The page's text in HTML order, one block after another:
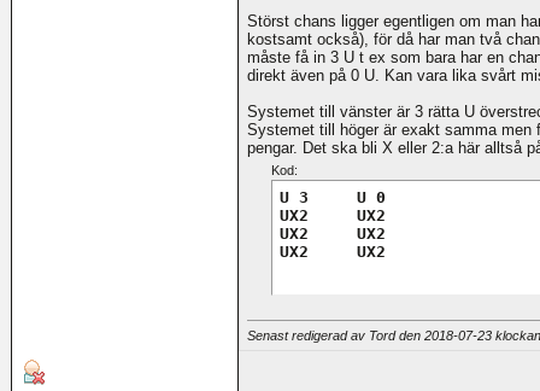
Störst chans ligger egentligen om man
kostsamt också), för då har man två
måste få in 3 U t ex som bara har en
direkt även på 0 U. Kan vara lika svårt
Systemet till vänster är 3 rätta U
Systemet till höger är exakt samma
pengar. Det ska bli X eller 2:a här alltså
Kod:
U 3     U 0
UX2	UX2
UX2	UX2
UX2	UX2
Senast redigerad av Tord den 2018-07-23